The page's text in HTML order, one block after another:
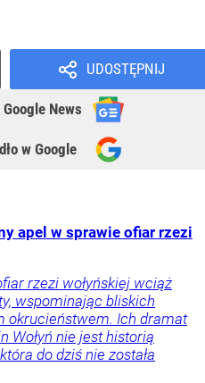
UDOSTĘPNIJ
Google News
w Google
apel w sprawie ofiar rzezi
rzezi wołyńskiej wciąż
wspominając bliskich
okrucieństwem. Ich dramat
Wołyń nie jest historią
do dziś nie została